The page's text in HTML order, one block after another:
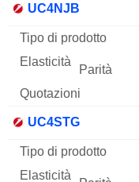
UC4NJB
UC4STG